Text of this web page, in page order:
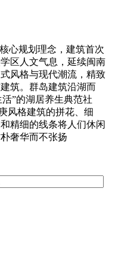
心规划理念，建筑首次
区人文气息，延续闽南
风格与现代潮流，精致
筑。群岛建筑沿湖而
”的湖居养生典范社
风格建筑的拼花、细
精细的线条将人们休闲
奢华而不张扬